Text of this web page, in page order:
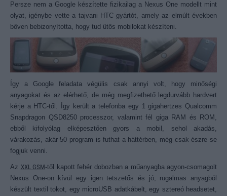
Persze nem a Google készítette fizikailag a Nexus One modellt mint
olyat, igénybe vette a tajvani HTC gyártót, amely az elmúlt években
bőven bebizonyította, hogy tud ütős mobilokat készíteni.
Így a Google feladata végülis csak annyi volt, hogy minőségi
anyagokat és az elérhető, de még megfizethető legdurvább hardvert
kérje a HTC-től. Így került a telefonba egy 1 gigahertzes Qualcomm
Snapdragon QSD8250 processzor, valamint fél giga RAM és ROM,
ebből kifolyólag elképesztően gyors a mobil, sehol akadás,
várakozás, akár 50 program is futhat a háttérben, még csak észre se
fogjuk venni.
Az XXL GSM-től kapott fehér dobozban a műanyagba agyon-csomagolt
Nexus One-on kívül egy igen tetszetős és jó, rugalmas anyagból
készült textil tokot, egy microUSB adatkábelt, egy sztereó headsetet,